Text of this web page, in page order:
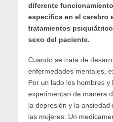
diferente
específica en el cerebro
tratamientos
sexo del paciente.
Cuando se trata de
enfermedades mentales,
Por un lado los hombres y
experimentan de manera
la depresión y la
las mujeres. Un